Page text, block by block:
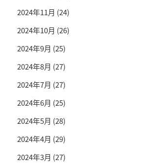
2024年11月 (24)
2024年10月 (26)
2024年9月 (25)
2024年8月 (27)
2024年7月 (27)
2024年6月 (25)
2024年5月 (28)
2024年4月 (29)
2024年3月 (27)